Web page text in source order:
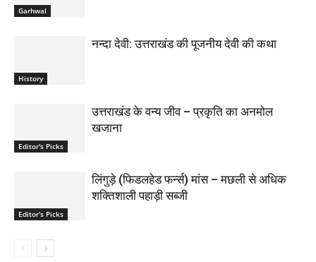
Garhwal
History
नन्दा देवी: उत्तराखंड की पूजनीय देवी की कथा
Editor's Picks
उत्तराखंड के वन्य जीव – प्रकृति का अनमोल
खजाना
Editor's Picks
लिंगुड़े (फिडलहेड फर्न्स) मांस – मछली से अधिक
शक्तिशाली पहाड़ी सब्जी